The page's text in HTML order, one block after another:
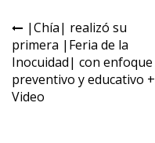
|Chía| realizó su
primera |Feria de la
Inocuidad| con enfoque
preventivo y educativo +
Video